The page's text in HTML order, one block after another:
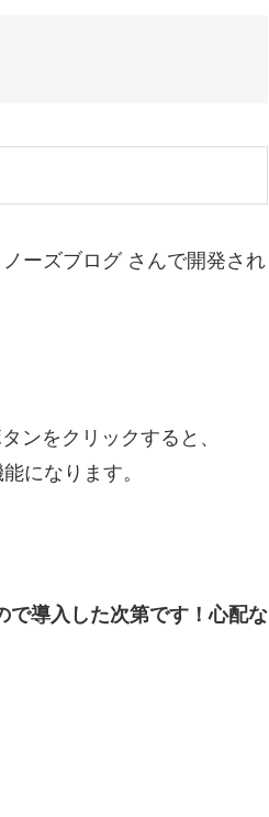
ーズブログ さんで開発され
ンをクリックすると、
になります。
で導入した次第です！心配な